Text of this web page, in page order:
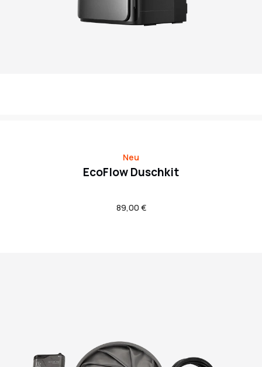
Neu
EcoFlow Duschkit
Regulärer
89,00 €